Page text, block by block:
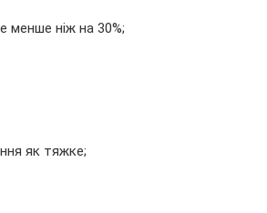
менше ніж на 30%;
як тяжке;